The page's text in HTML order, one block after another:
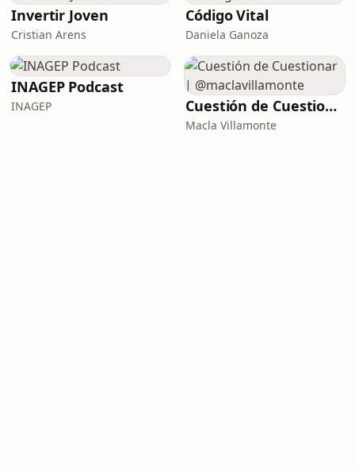
Invertir Joven
Cristian Arens
Código Vital
Daniela Ganoza
INAGEP Podcast
INAGEP Cuestión de Cuestionar | @maclavillamonte
Macla Villamonte